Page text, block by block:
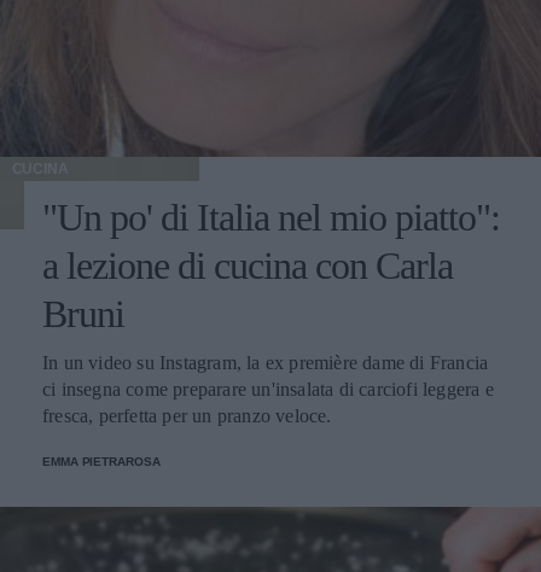
CUCINA
"Un po' di Italia nel mio piatto":
a lezione di cucina con Carla
Bruni
In un video su Instagram, la ex première dame di Francia
ci insegna come preparare un'insalata di carciofi leggera e
fresca, perfetta per un pranzo veloce.
EMMA PIETRAROSA